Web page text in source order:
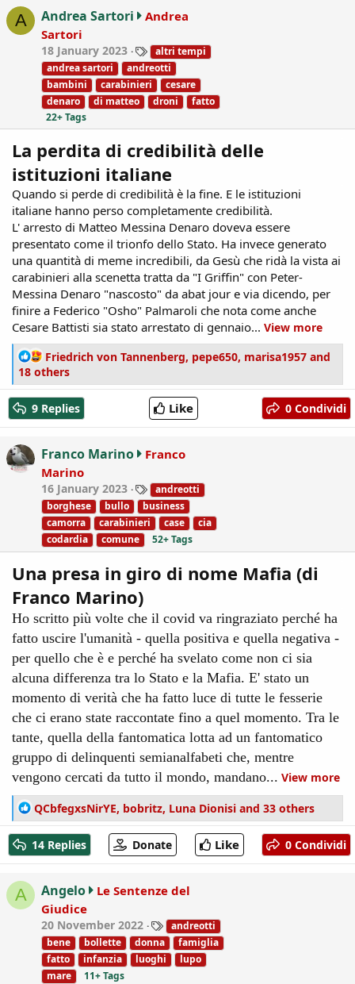
o
n
s
:
A Andrea Sartori
Andrea
Sartori
18 January 2023
T
a
g
s
altri tempi
andrea sartori
andreotti
bambini
carabinieri
cesare
denaro
di matteo droni
fatto
22+ Tags
La perdita di credibilità delle
istituzioni italiane
Quando si perde di credibilità è la fine. E le istituzioni
italiane hanno perso completamente credibilità.
L' arresto di Matteo Messina Denaro doveva essere
presentato come il trionfo dello Stato. Ha invece generato
una quantità di meme incredibili, da Gesù che ridà la vista ai
carabinieri alla scenetta tratta da "I Griffin" con Peter-
Messina Denaro "nascosto" da abat jour e via dicendo, per
finire a Federico "Osho" Palmaroli che nota come anche
Cesare Battisti sia stato arrestato di gennaio... View more
R
e
a
c
t
i
o
n
s
:
Friedrich von Tannenberg, pepe650, marisa1957 and
18 others
9 Replies Like 0 Condividi
Franco Marino
Franco
Marino
16 January 2023
T
a
g
s
andreotti
borghese
bullo
business
camorra
carabinieri case
cia
codardia
comune 52+ Tags
Una presa in giro di nome Mafia (di
Franco Marino)
Ho scritto più volte che il covid va ringraziato perché ha
fatto uscire l'umanità - quella positiva e quella negativa -
per quello che è e perché ha svelato come non ci sia
alcuna differenza tra lo Stato e la Mafia. E' stato un
momento di verità che ha fatto luce di tutte le fesserie
che ci erano state raccontate fino a quel momento. Tra le
tante, quella della fantomatica lotta ad un fantomatico
gruppo di delinquenti semianalfabeti che, mentre
vengono cercati da tutto il mondo, mandano... View more
R
e
a
c
t
o
QCbfegxsNirYE, bobritz, Luna Dionisi and 33 others
14 Replies Donate Like 0 Condividi
A Angelo
Le Sentenze del
Giudice
20 November 2022
T
a
g
s
andreotti
bene
bollette donna
famiglia
fatto
infanzia luoghi
lupo
mare
11+ Tags